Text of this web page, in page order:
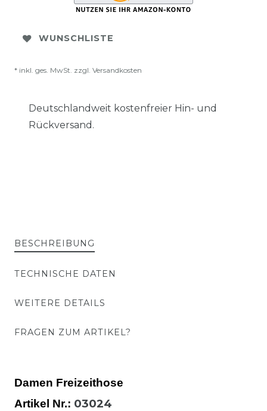
WUNSCHLISTE
* inkl. ges. MwSt. zzgl. Versandkosten
Deutschlandweit kostenfreier Hin- und
Rückversand.
BESCHREIBUNG
TECHNISCHE DATEN
WEITERE DETAILS
FRAGEN ZUM ARTIKEL?
Damen Freizeithose
Artikel Nr.: 03024